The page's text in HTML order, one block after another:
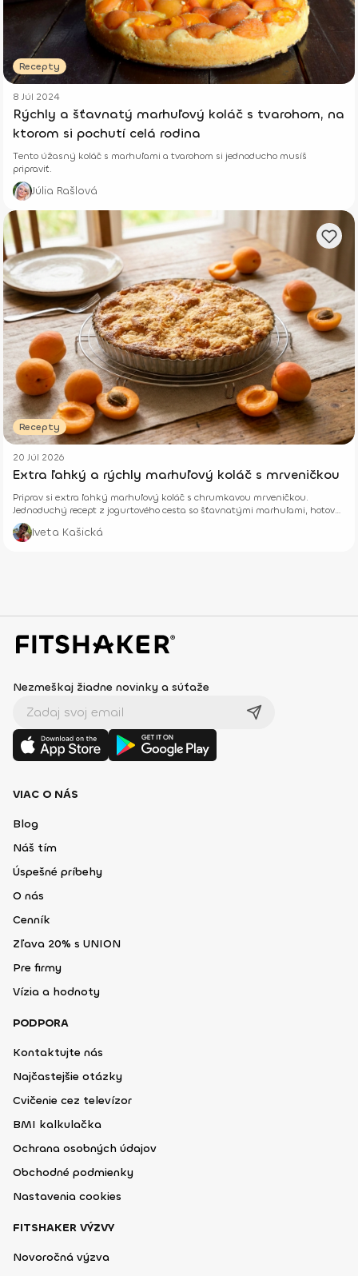
Recepty
8 Júl 2024
Rýchly a šťavnatý marhuľový koláč s tvarohom, na
ktorom si pochutí celá rodina
Tento úžasný koláč s marhuľami a tvarohom si jednoducho musíš
pripraviť.
Júlia Rašlová
Recepty
20 Júl 2026
Extra ľahký a rýchly marhuľový koláč s mrveničkou
Priprav si extra ľahký marhuľový koláč s chrumkavou mrveničkou.
Jednoduchý recept z jogurtového cesta so šťavnatými marhuľami, hotový
z pár surovín.
Iveta Kašická
Nezmeškaj žiadne novinky a súťaže
VIAC O NÁS
Blog
Náš tím
Úspešné príbehy
O nás
Cenník
Zľava 20% s UNION
Pre firmy
Vízia a hodnoty
PODPORA
Kontaktujte nás
Najčastejšie otázky
Cvičenie cez televízor
BMI kalkulačka
Ochrana osobných údajov
Obchodné podmienky
Nastavenia cookies
FITSHAKER VÝZVY
Novoročná výzva